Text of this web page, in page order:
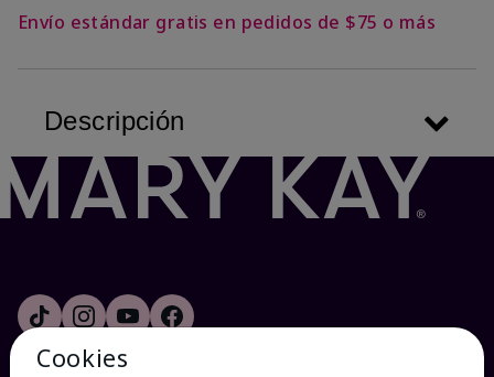
Envío estándar gratis en pedidos de $75 o más
Descripción
Cookies